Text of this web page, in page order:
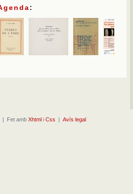
:
| Fet amb Xhtml i Css | Avís legal